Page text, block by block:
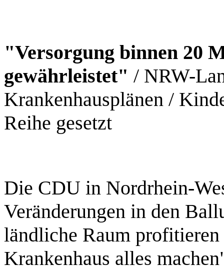
"Versorgung binnen 20
gewährleistet" / NRW-
Krankenhausplänen /
Reihe gesetzt
Die CDU in Nordrhein-
Veränderungen in den
ländliche Raum
Krankenhaus alles